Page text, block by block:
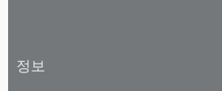
정보